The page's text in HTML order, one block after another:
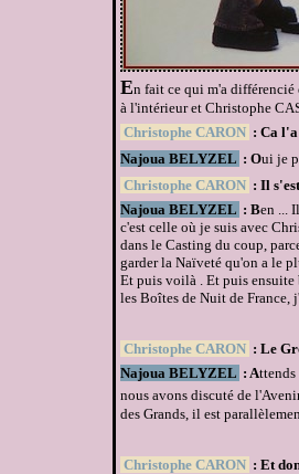
En fait ce qui m'a différencié
à l'intérieur et Christophe
Christophe CARON : Ca
Najoua BELYZEL : Oui je
Christophe CARON : Il
Najoua BELYZEL : Ben ...
c'est celle où je suis avec
dans le Casting du coup,
garder la Naïveté qu'on a le
Et puis voilà . Et puis ensuite
les Boîtes de Nuit de France,
Christophe CARON : Le
Najoua BELYZEL : Attends
nous avons discuté de
des Grands, il est
Christophe CARON : Et